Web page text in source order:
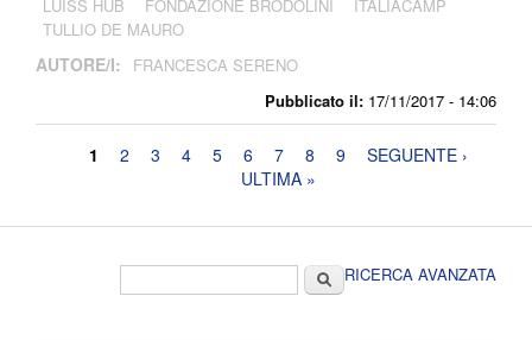
Pubblicato il: 17/11/2017 - 14:06
LUISS HUB
FONDAZIONE BRODOLINI
ITALIACAMP
TULLIO DE MAURO
AUTORE/I: FRANCESCA SERENO
Pagine
1 2 3 4 5 6 7 8 9
SEGUENTE ›
ULTIMA »
CercaRICERCA AVANZATA